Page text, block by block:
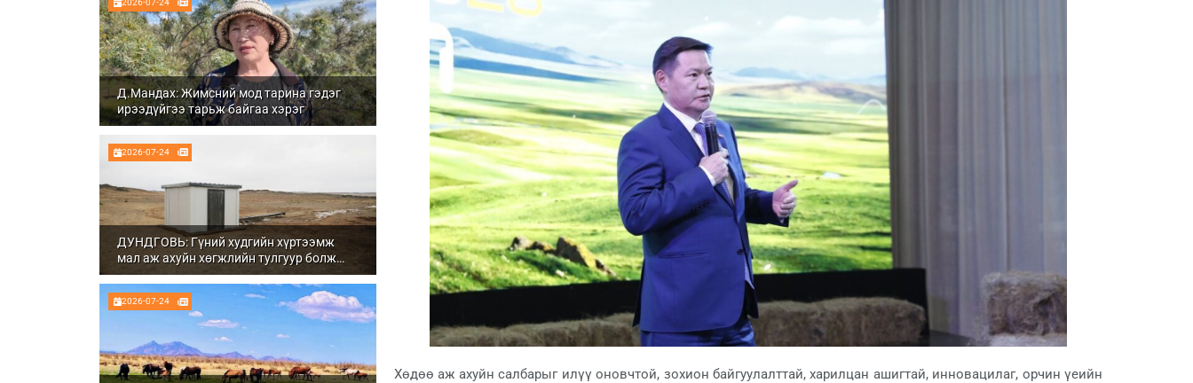
2026-07-24
Д.Мандах: Жимсний мод тарина гэдэг
ирээдүйгээ тарьж байгаа хэрэг
2026-07-24
ДУНДГОВЬ: Гүний худгийн хүртээмж
мал аж ахуйн хөгжлийн тулгуур болж
байна
2026-07-24
Хөдөө аж ахуйн салбарыг илүү оновчтой, зохион байгуулалттай, харилцан ашигтай, инновацилаг, орчин үеийн